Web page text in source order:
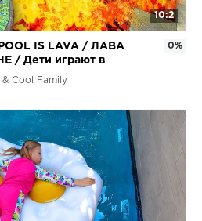
10:2
IS LAVA / ЛАВА
/ Дети играют в
& Cool Family
0%